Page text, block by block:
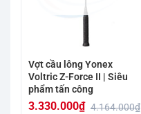
Vợt cầu lông Yonex
Voltric Z-Force II | Siêu
phẩm tấn công
4.164.000₫
3.330.000₫